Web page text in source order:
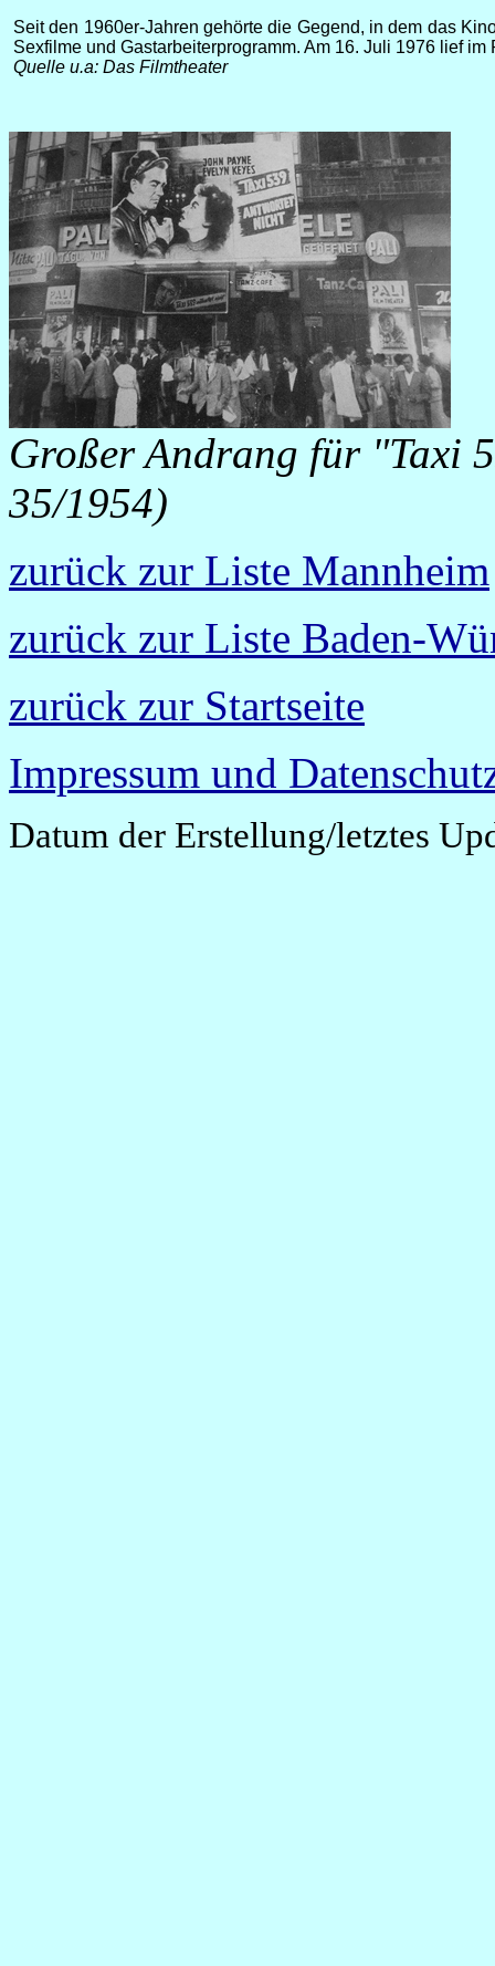
Seit den 1960er-Jahren gehörte die Gegend, in dem das
Sexfilme und Gastarbeiterprogramm. Am 16. Juli 1976 lief
Quelle u.a: Das Filmtheater
Großer Andrang für "Taxi
35/1954)
zurück zur Liste Mannheim
zurück zur Liste Baden-
zurück zur Startseite
Impressum und
Datum der Erstellung/letztes